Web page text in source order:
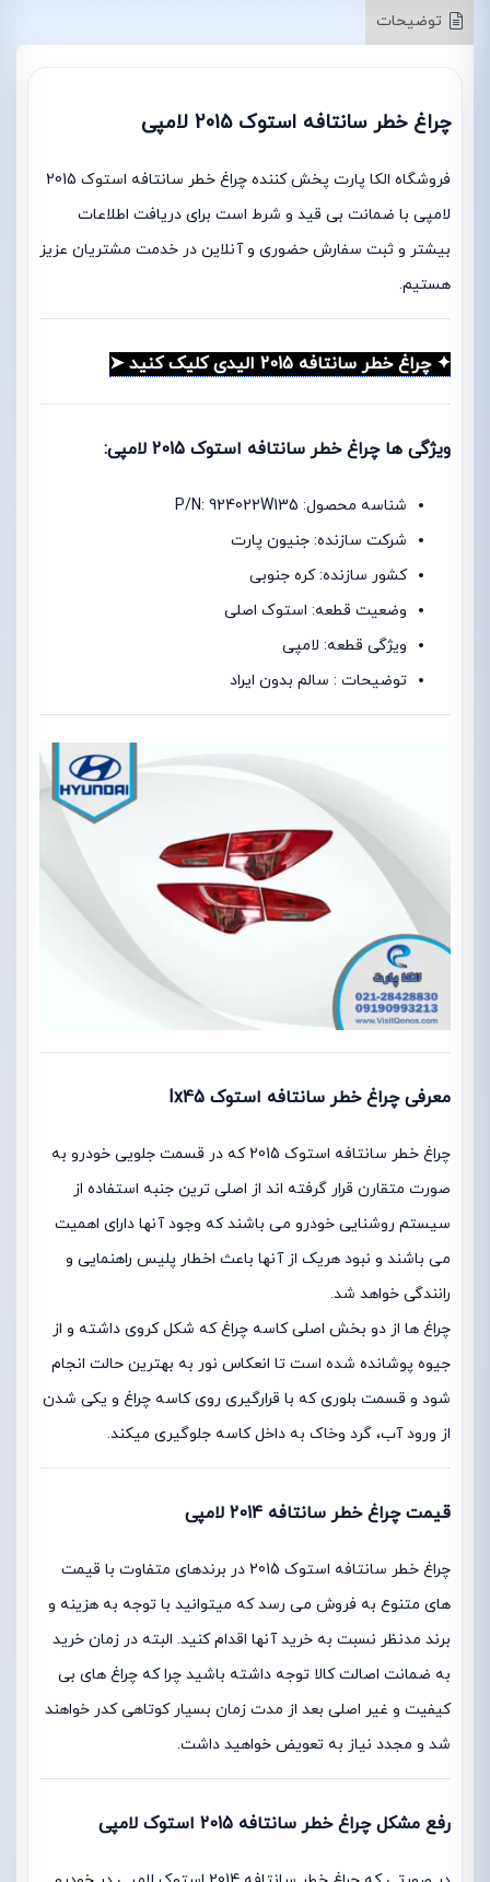
توضیحات
چراغ خطر سانتافه استوک 2015 لامپی
فروشگاه الکا پارت پخش کننده چراغ خطر سانتافه استوک 2015
لامپی با ضمانت بی قید و شرط است برای دریافت اطلاعات
بیشتر و ثبت سفارش حضوری و آنلاین در خدمت مشتریان عزیز
هستیم.
✦ چراغ خطر سانتافه 2015 الیدی کلیک کنید ➤
ویژگی ها چراغ خطر سانتافه استوک 2015 لامپی:
شناسه محصول: P/N: 924022W135
شرکت سازنده: جنیون پارت
کشور سازنده: کره جنوبی
وضعیت قطعه: استوک اصلی
ویژگی قطعه: لامپی
توضیحات : سالم بدون ایراد
معرفی چراغ خطر سانتافه استوک Ix45
چراغ خطر سانتافه استوک 2015 که در قسمت جلویی خودرو به
صورت متقارن قرار گرفته اند از اصلی ترین جنبه استفاده از
سیستم روشنایی خودرو می باشند که وجود آنها دارای اهمیت
می باشند و نبود هریک از آنها باعث اخطار پلیس راهنمایی و
رانندگی خواهد شد.
چراغ ها از دو بخش اصلی کاسه چراغ که شکل کروی داشته و از
جیوه پوشانده شده است تا انعکاس نور به بهترین حالت انجام
شود و قسمت بلوری که با قرارگیری روی کاسه چراغ و یکی شدن
از ورود آب، گرد وخاک به داخل کاسه جلوگیری میکند.
قیمت چراغ خطر سانتافه 2014 لامپی
چراغ خطر سانتافه استوک 2015 در برندهای متفاوت با قیمت
های متنوع به فروش می رسد که میتوانید با توجه به هزینه و
برند مدنظر نسبت به خرید آنها اقدام کنید. البته در زمان خرید
به ضمانت اصالت کالا توجه داشته باشید چرا که چراغ های بی
کیفیت و غیر اصلی بعد از مدت زمان بسیار کوتاهی کدر خواهند
شد و مجدد نیاز به تعویض خواهید داشت.
رفع مشکل چراغ خطر سانتافه 2015 استوک لامپی